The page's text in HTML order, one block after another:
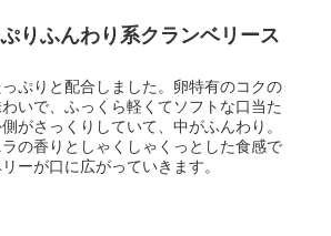
りふんわり系クランベリース
ぷりと配合しました。卵特有のコクの
いで、ふっくら軽くてソフトな口当た
がさっくりしていて、中がふんわり。
の香りとしゃくしゃくっとした食感で
ーが口に広がっていきます。